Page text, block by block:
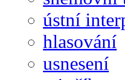
ústní
hlasování
usnesení